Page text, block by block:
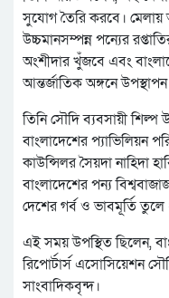
সুযোগ তৈরি করবে। মেলায়
উচ্চমানসম্পন্ন পন্যের
অংশীদার খুঁজবে এবং
আন্তর্জাতিক অঙ্গনে
তিনি সৌদি ব্যবসায়ী
বাংলাদেশের প্যাভিলিয়ন
কাউন্সিলর সৈয়দা নাহিদা
বাংলাদেশের পন্য
দেশের গর্ব ও ভাবমূর্তি
এই সময় উপস্থিত ছিলেন,
রিপোর্টার্স এসোসিয়েশন
সাংবাদিকবৃন্দ।